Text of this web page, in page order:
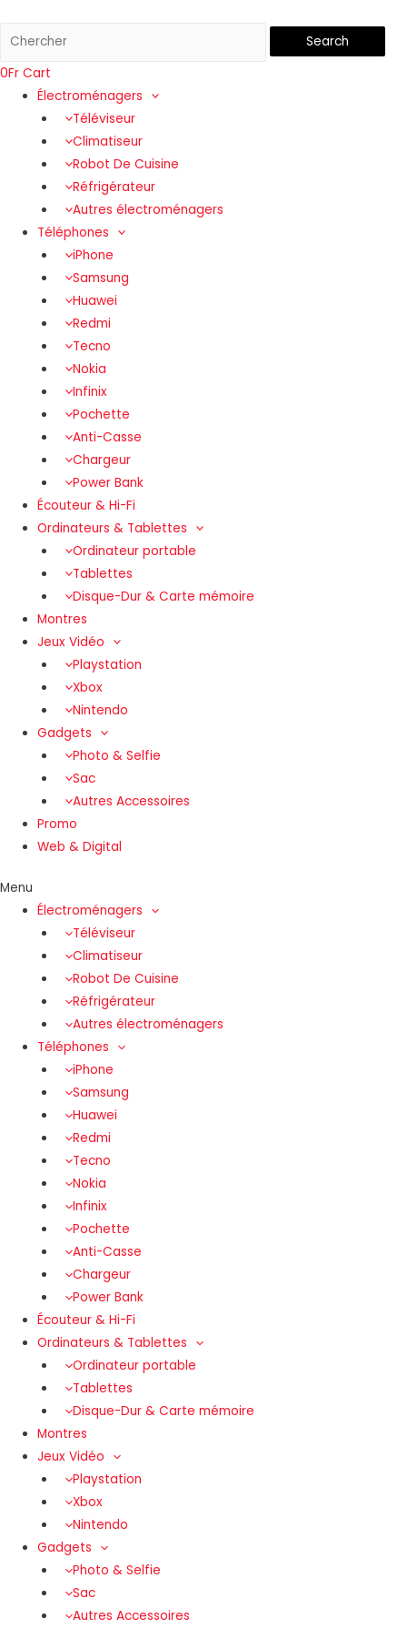
Search
0Fr Cart
Électroménagers
Téléviseur
Climatiseur
Robot De Cuisine
Réfrigérateur
Autres électroménagers
Téléphones
iPhone
Samsung
Huawei
Redmi
Tecno
Nokia
Infinix
Pochette
Anti-Casse
Chargeur
Power Bank
Écouteur & Hi-Fi
Ordinateurs & Tablettes
Ordinateur portable
Tablettes
Disque-Dur & Carte mémoire
Montres
Jeux Vidéo
Playstation
Xbox
Nintendo
Gadgets
Photo & Selfie
Sac
Autres Accessoires
Promo
Web & Digital
Menu
Électroménagers
Téléviseur
Climatiseur
Robot De Cuisine
Réfrigérateur
Autres électroménagers
Téléphones
iPhone
Samsung
Huawei
Redmi
Tecno
Nokia
Infinix
Pochette
Anti-Casse
Chargeur
Power Bank
Écouteur & Hi-Fi
Ordinateurs & Tablettes
Ordinateur portable
Tablettes
Disque-Dur & Carte mémoire
Montres
Jeux Vidéo
Playstation
Xbox
Nintendo
Gadgets
Photo & Selfie
Sac
Autres Accessoires